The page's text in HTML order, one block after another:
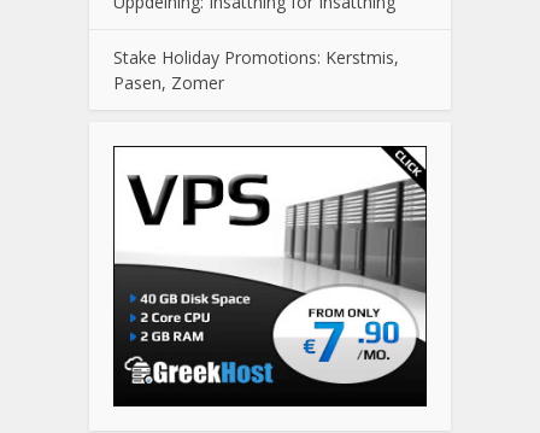
Stake Holiday Promotions: Kerstmis,
Pasen, Zomer